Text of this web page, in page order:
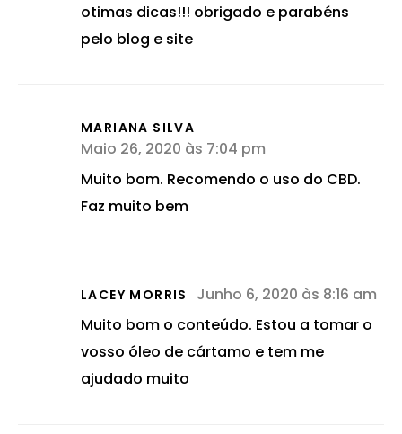
otimas dicas!!! obrigado e parabéns
pelo blog e site
MARIANA SILVA
Maio 26, 2020 às 7:04 pm
Muito bom. Recomendo o uso do CBD.
Faz muito bem
LACEY MORRIS
Junho 6, 2020 às 8:16 am
Muito bom o conteúdo. Estou a tomar o
vosso óleo de cártamo e tem me
ajudado muito